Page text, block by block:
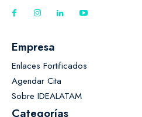
Empresa
Enlaces Fortificados
Agendar Cita
Sobre IDEALATAM
Categorías